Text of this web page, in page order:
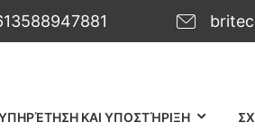
ΚΑΙ ΥΠΟΣΤΉΡΙΞΗ